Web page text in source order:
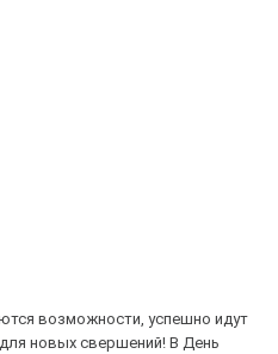
возможности, успешно идут
новых свершений! В День